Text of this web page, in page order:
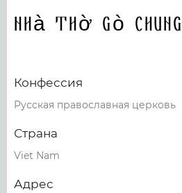
Nhà Thờ Gò Chung
Конфессия
Русская православная церковь
Страна
Viet Nam
Адрес